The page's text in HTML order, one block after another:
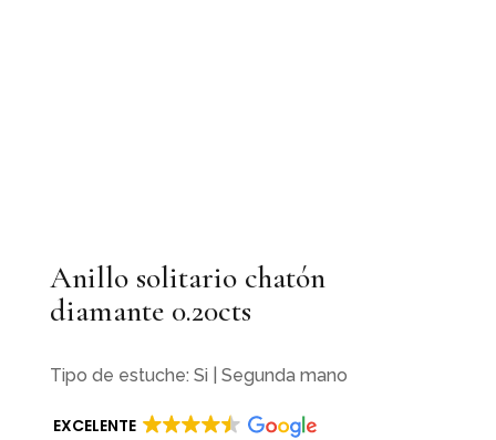
Anillo solitario chatón
diamante 0.20cts
Tipo de estuche: Si | Segunda mano
EXCELENTE